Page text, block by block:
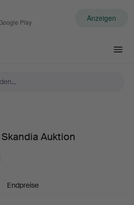
Play Anzeigen
Auktion
Endpreise